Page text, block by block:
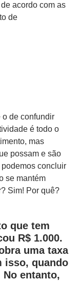
acordo com as
de
o de confundir
é todo o
mas
possam e são
concluir
se mantém
Sim! Por quê?
que tem
R$ 1.000.
uma taxa
isso, quando
No entanto,